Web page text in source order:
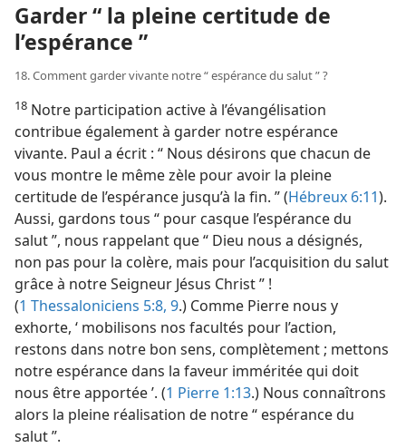
Garder “ la pleine certitude de
l’espérance ”
18. Comment garder vivante notre “ espérance du salut ” ?
18 Notre participation active à l’évangélisation
contribue également à garder notre espérance
vivante. Paul a écrit : “ Nous désirons que chacun de
vous montre le même zèle pour avoir la pleine
certitude de l’espérance jusqu’à la fin. ” (Hébreux 6:11).
Aussi, gardons tous “ pour casque l’espérance du
salut ”, nous rappelant que “ Dieu nous a désignés,
non pas pour la colère, mais pour l’acquisition du salut
grâce à notre Seigneur Jésus Christ ” !
(1 Thessaloniciens 5:8, 9.) Comme Pierre nous y
exhorte, ‘ mobilisons nos facultés pour l’action,
restons dans notre bon sens, complètement ; mettons
notre espérance dans la faveur imméritée qui doit
nous être apportée ’. (1 Pierre 1:13.) Nous connaîtrons
alors la pleine réalisation de notre “ espérance du
salut ”.